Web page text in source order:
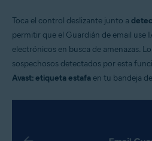
Toca el control deslizante junto a
permitir que el Guardián de email use
electrónicos en busca de amenazas.
sospechosos detectados por esta
Avast: etiqueta estafa en tu bandeja